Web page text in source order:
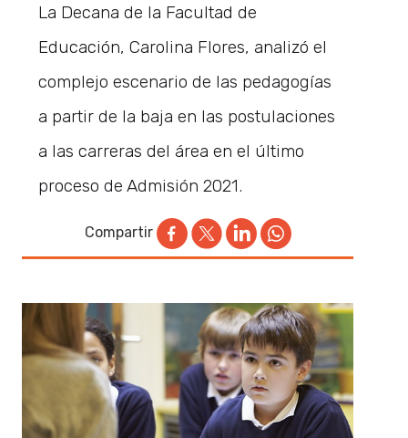
La Decana de la Facultad de
Educación, Carolina Flores, analizó el
complejo escenario de las pedagogías
a partir de la baja en las postulaciones
a las carreras del área en el último
proceso de Admisión 2021.
Compartir